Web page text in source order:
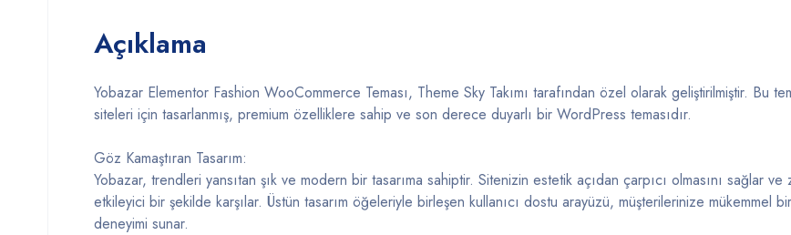
Açıklama
Yobazar Elementor Fashion WooCommerce Teması, Theme Sky Takımı tarafından özel olarak geliştirilmiştir. Bu
siteleri için tasarlanmış, premium özelliklere sahip ve son derece duyarlı bir WordPress temasıdır.
Göz Kamaştıran Tasarım:
Yobazar, trendleri yansıtan şık ve modern bir tasarıma sahiptir. Sitenizin estetik açıdan çarpıcı olmasını sağlar ve
etkileyici bir şekilde karşılar. Üstün tasarım öğeleriyle birleşen kullanıcı dostu arayüzü, müşterilerinize mükemmel
deneyimi sunar.